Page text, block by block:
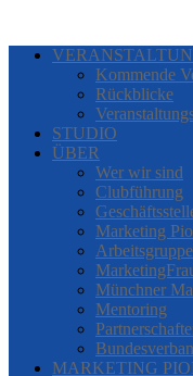
Kommende
Rückblicke
STUDIO
ÜBER
Wer wir sind
Clubführung
Marketing
Münchner
Mentoring
MARKETING